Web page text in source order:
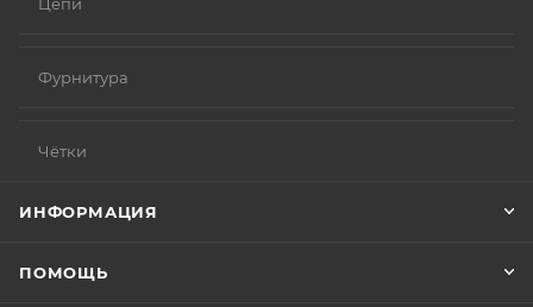
Цепи
Фурнитура
Чётки
ИНФОРМАЦИЯ
ПОМОЩЬ